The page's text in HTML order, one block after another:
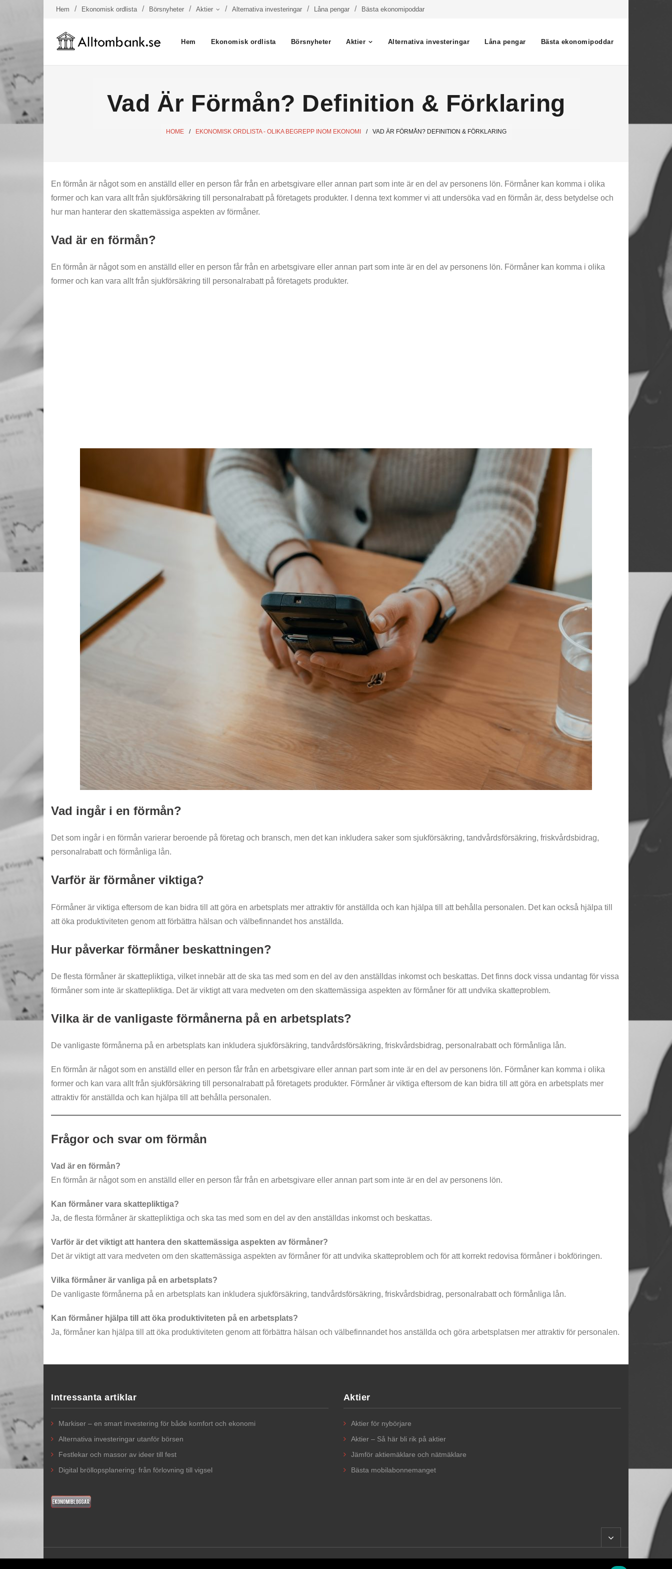
Hem Ekonomisk ordlista Börsnyheter Aktier Alternativa investeringar Låna pengar Bästa ekonomipoddar
Hem Ekonomisk ordlista Börsnyheter Aktier Alternativa investeringar Låna pengar Bästa ekonomipoddar
Vad Är Förmån? Definition & Förklaring
HOME / EKONOMISK ORDLISTA - OLIKA BEGREPP INOM EKONOMI / VAD ÄR FÖRMÅN? DEFINITION & FÖRKLARING
En förmån är något som en anställd eller en person får från en arbetsgivare eller annan part som inte är en del av personens lön. Förmåner kan komma i olika
former och kan vara allt från sjukförsäkring till personalrabatt på företagets produkter. I denna text kommer vi att undersöka vad en förmån är, dess betydelse och
hur man hanterar den skattemässiga aspekten av förmåner.
Vad är en förmån?
En förmån är något som en anställd eller en person får från en arbetsgivare eller annan part som inte är en del av personens lön. Förmåner kan komma i olika
former och kan vara allt från sjukförsäkring till personalrabatt på företagets produkter.
Vad ingår i en förmån?
Det som ingår i en förmån varierar beroende på företag och bransch, men det kan inkludera saker som sjukförsäkring, tandvårdsförsäkring, friskvårdsbidrag,
personalrabatt och förmånliga lån.
Varför är förmåner viktiga?
Förmåner är viktiga eftersom de kan bidra till att göra en arbetsplats mer attraktiv för anställda och kan hjälpa till att behålla personalen. Det kan också hjälpa till
att öka produktiviteten genom att förbättra hälsan och välbefinnandet hos anställda.
Hur påverkar förmåner beskattningen?
De flesta förmåner är skattepliktiga, vilket innebär att de ska tas med som en del av den anställdas inkomst och beskattas. Det finns dock vissa undantag för vissa
förmåner som inte är skattepliktiga. Det är viktigt att vara medveten om den skattemässiga aspekten av förmåner för att undvika skatteproblem.
Vilka är de vanligaste förmånerna på en arbetsplats?
De vanligaste förmånerna på en arbetsplats kan inkludera sjukförsäkring, tandvårdsförsäkring, friskvårdsbidrag, personalrabatt och förmånliga lån.
En förmån är något som en anställd eller en person får från en arbetsgivare eller annan part som inte är en del av personens lön. Förmåner kan komma i olika
former och kan vara allt från sjukförsäkring till personalrabatt på företagets produkter. Förmåner är viktiga eftersom de kan bidra till att göra en arbetsplats mer
attraktiv för anställda och kan hjälpa till att behålla personalen.
Frågor och svar om förmån
Vad är en förmån?
En förmån är något som en anställd eller en person får från en arbetsgivare eller annan part som inte är en del av personens lön.
Kan förmåner vara skattepliktiga?
Ja, de flesta förmåner är skattepliktiga och ska tas med som en del av den anställdas inkomst och beskattas.
Varför är det viktigt att hantera den skattemässiga aspekten av förmåner?
Det är viktigt att vara medveten om den skattemässiga aspekten av förmåner för att undvika skatteproblem och för att korrekt redovisa förmåner i bokföringen.
Vilka förmåner är vanliga på en arbetsplats?
De vanligaste förmånerna på en arbetsplats kan inkludera sjukförsäkring, tandvårdsförsäkring, friskvårdsbidrag, personalrabatt och förmånliga lån.
Kan förmåner hjälpa till att öka produktiviteten på en arbetsplats?
Ja, förmåner kan hjälpa till att öka produktiviteten genom att förbättra hälsan och välbefinnandet hos anställda och göra arbetsplatsen mer attraktiv för personalen.
Intressanta artiklar
Markiser – en smart investering för både komfort och ekonomi
Alternativa investeringar utanför börsen
Festlekar och massor av ideer till fest
Digital bröllopsplanering: från förlovning till vigsel
Aktier
Aktier för nybörjare​
Aktier – Så här bli rik på aktier
Jämför aktiemäklare och nätmäklare
Bästa mobilabonnemanget